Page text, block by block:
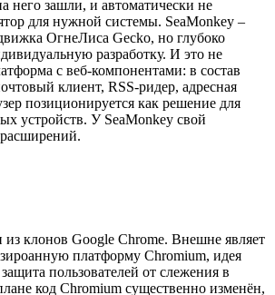
него зашли, и автоматически не
для нужной системы. SeaMonkey –
ОгнеЛиса Gecko, но глубоко
разработку. И это не
с веб-компонентами: в состав
клиент, RSS-ридер, адресная
позиционируется как решение для
устройств. У SeaMonkey свой
клонов Google Chrome. Внешне являет
платформу Chromium, идея
пользователей от слежения в
код Chromium существенно изменён,